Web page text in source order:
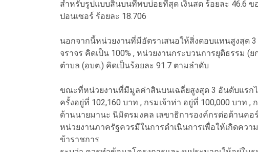
สำหรับรูปแบบสินบนที่พบบ่อยที่สุด เงินสด ร้อยละ 46.6
ปอนเซอร์ ร้อยละ 18.706
นอกจากนี้หน่วยงานที่มีอัตราเสนอให้สิ่งตอบแทนสูงสุด
จราจร คิดเป็น 100% , หน่วยงานกระบวนการยุติธรรม (
ตำบล (อบต.) คิดเป็นร้อยละ 91.7 ตามลำดับ
ขณะที่หน่วยงานที่มีมูลค่าสินบนเฉลี่ยสูงสุด 3 อันดับแรก
ครั้งอยู่ที่ 102,160 บาท , กรมเจ้าท่า อยู่ที่ 100,000 บาท
ด้านนายมานะ นิมิตรมงคล เลขาธิการองค์กรต่อต้านคอ
หน่วยงานภาครัฐควรมีในการดำเนินการเพื่อให้เกิดคว
ข้าราชการ